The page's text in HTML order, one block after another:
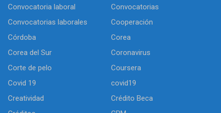
Convocatoria laboral
Convocatorias
Convocatorias laborales
Cooperación
Córdoba
Corea
Corea del Sur
Coronavirus
Corte de pelo
Coursera
Covid 19
covid19
Creatividad
Crédito Beca